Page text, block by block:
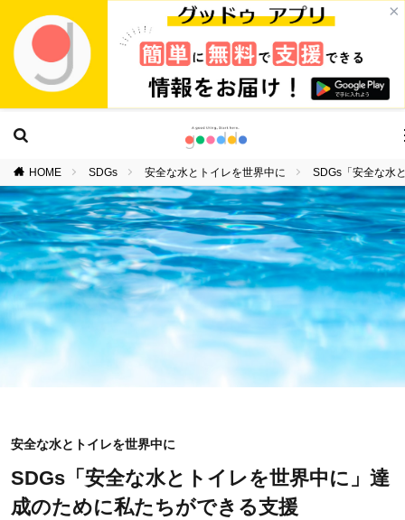
×
HOME SDGs 安全な水とトイレを世界中に SDGs「安全な水
安全な水とトイレを世界中に
SDGs「安全な水とトイレを世界中に」達
成のために私たちができる支援